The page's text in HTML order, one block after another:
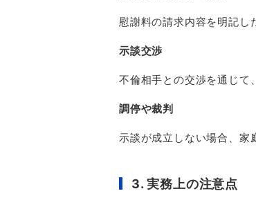
慰謝料の請求内容を明記し
示談交渉
不倫相手との交渉を通じて
調停や裁判
示談が成立しない場合、家
3.実務上の注意点